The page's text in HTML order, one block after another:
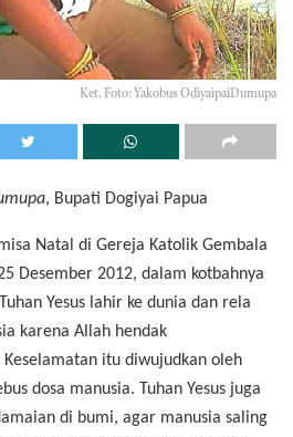
Ket. Foto: Yakobus OdiyaipaiDumupa
, Bupati Dogiyai Papua
Natal di Gereja Katolik Gembala
Desember 2012, dalam kotbahnya
Yesus lahir ke dunia dan rela
karena Allah hendak
itu diwujudkan oleh
dosa manusia. Tuhan Yesus juga
di bumi, agar manusia saling